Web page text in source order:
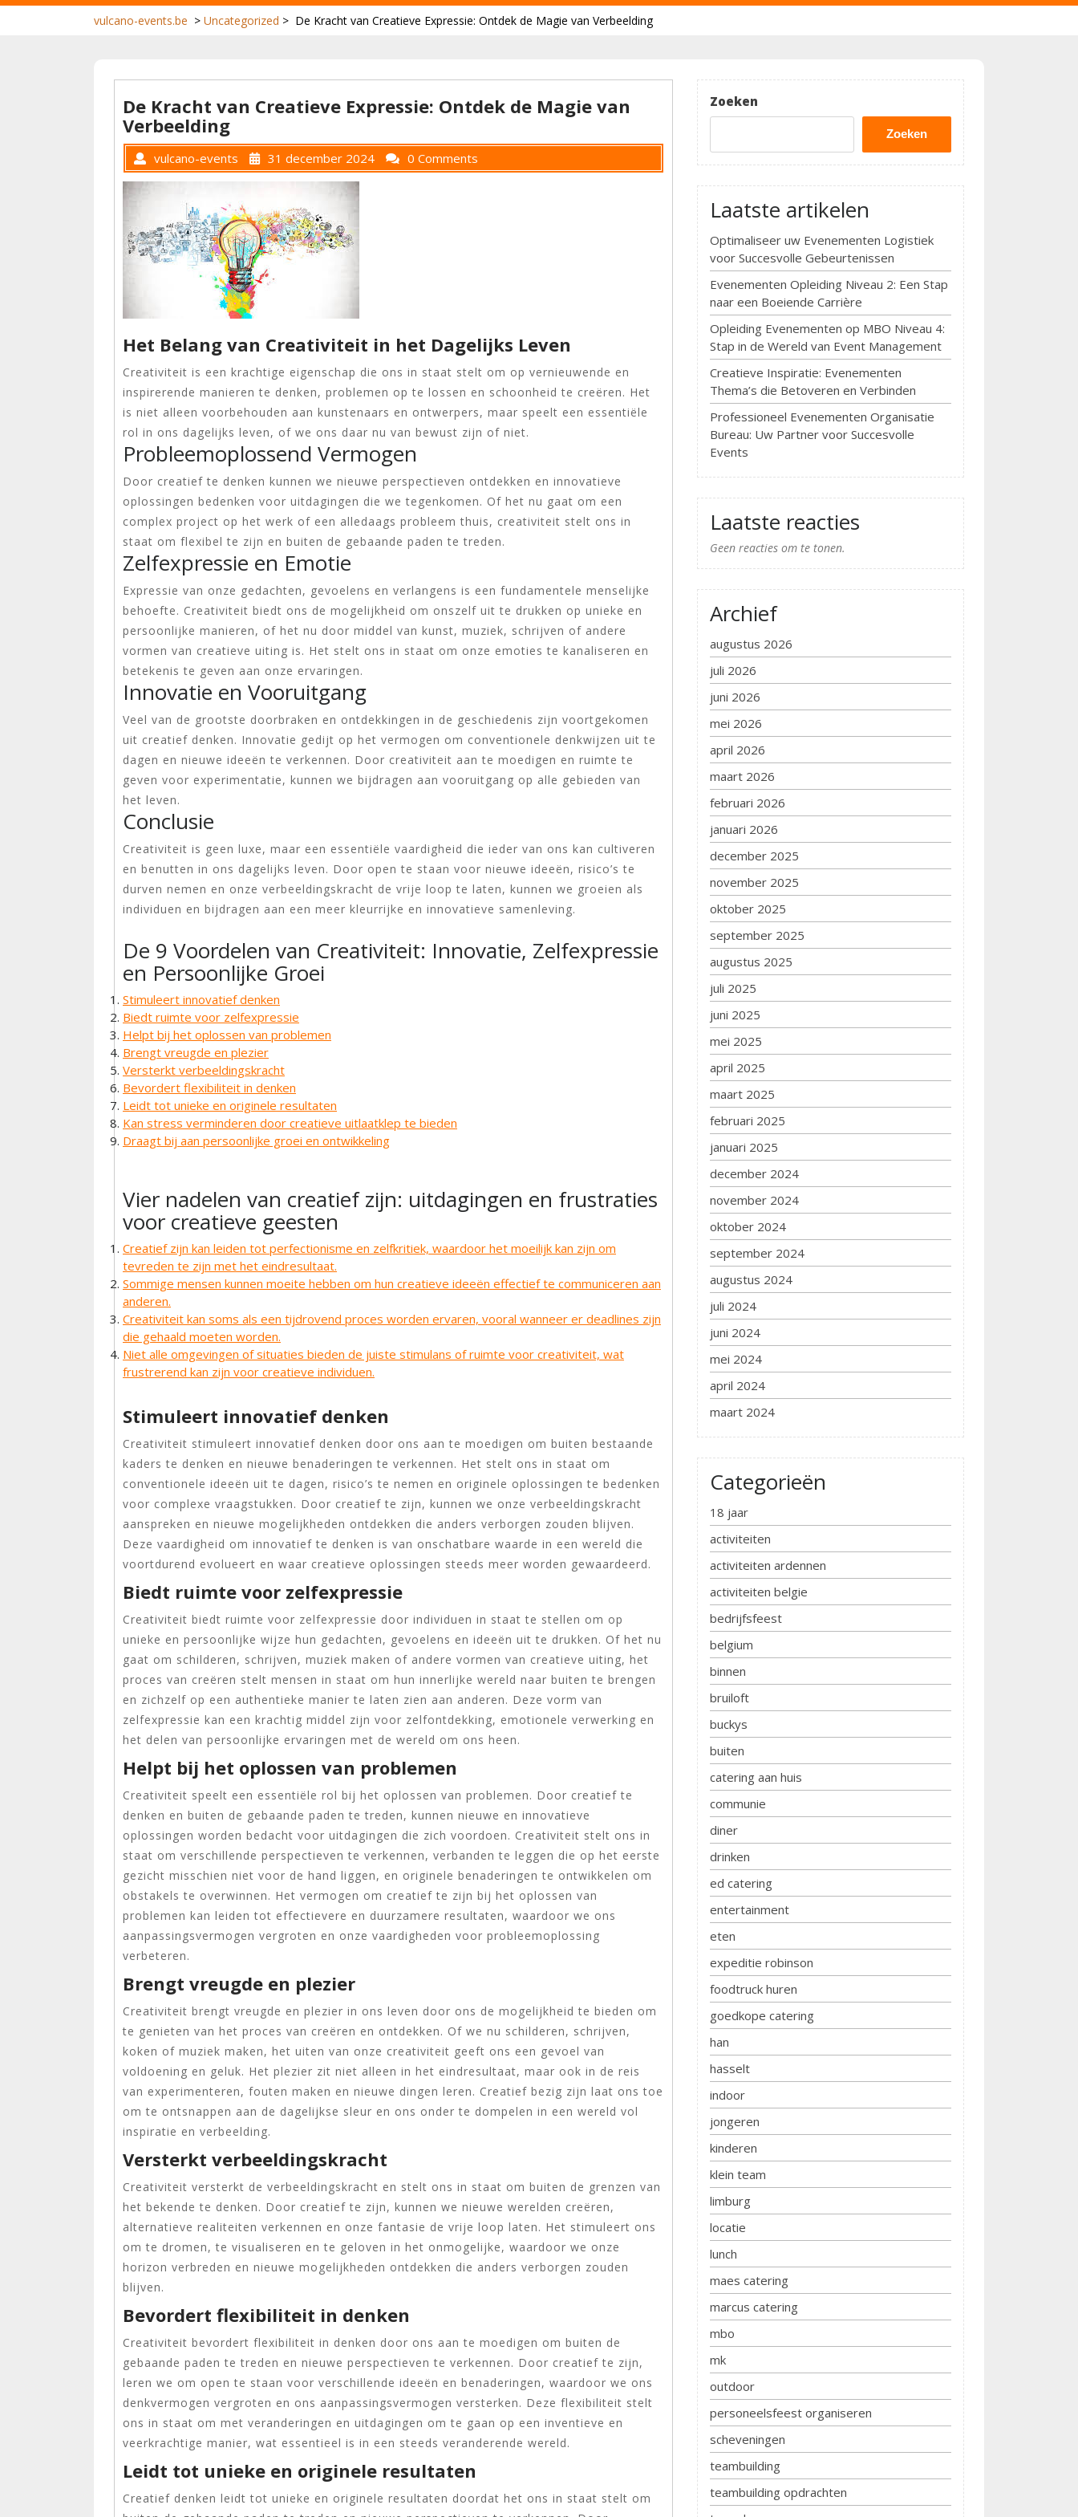
vulcano-events.be > Uncategorized > De Kracht van Creatieve Expressie: Ontdek de Magie van Verbeelding
De Kracht van Creatieve Expressie: Ontdek de Magie van
Verbeelding
vulcano-events 31 december 2024 0 Comments
Het Belang van Creativiteit in het Dagelijks Leven
Creativiteit is een krachtige eigenschap die ons in staat stelt om op vernieuwende en
inspirerende manieren te denken, problemen op te lossen en schoonheid te creëren. Het
is niet alleen voorbehouden aan kunstenaars en ontwerpers, maar speelt een essentiële
rol in ons dagelijks leven, of we ons daar nu van bewust zijn of niet.
Probleemoplossend Vermogen
Door creatief te denken kunnen we nieuwe perspectieven ontdekken en innovatieve
oplossingen bedenken voor uitdagingen die we tegenkomen. Of het nu gaat om een
complex project op het werk of een alledaags probleem thuis, creativiteit stelt ons in
staat om flexibel te zijn en buiten de gebaande paden te treden.
Zelfexpressie en Emotie
Expressie van onze gedachten, gevoelens en verlangens is een fundamentele menselijke
behoefte. Creativiteit biedt ons de mogelijkheid om onszelf uit te drukken op unieke en
persoonlijke manieren, of het nu door middel van kunst, muziek, schrijven of andere
vormen van creatieve uiting is. Het stelt ons in staat om onze emoties te kanaliseren en
betekenis te geven aan onze ervaringen.
Innovatie en Vooruitgang
Veel van de grootste doorbraken en ontdekkingen in de geschiedenis zijn voortgekomen
uit creatief denken. Innovatie gedijt op het vermogen om conventionele denkwijzen uit te
dagen en nieuwe ideeën te verkennen. Door creativiteit aan te moedigen en ruimte te
geven voor experimentatie, kunnen we bijdragen aan vooruitgang op alle gebieden van
het leven.
Conclusie
Creativiteit is geen luxe, maar een essentiële vaardigheid die ieder van ons kan cultiveren
en benutten in ons dagelijks leven. Door open te staan voor nieuwe ideeën, risico’s te
durven nemen en onze verbeeldingskracht de vrije loop te laten, kunnen we groeien als
individuen en bijdragen aan een meer kleurrijke en innovatieve samenleving.
De 9 Voordelen van Creativiteit: Innovatie, Zelfexpressie
en Persoonlijke Groei
Stimuleert innovatief denken
Biedt ruimte voor zelfexpressie
Helpt bij het oplossen van problemen
Brengt vreugde en plezier
Versterkt verbeeldingskracht
Bevordert flexibiliteit in denken
Leidt tot unieke en originele resultaten
Kan stress verminderen door creatieve uitlaatklep te bieden
Draagt bij aan persoonlijke groei en ontwikkeling
Vier nadelen van creatief zijn: uitdagingen en frustraties
voor creatieve geesten
Creatief zijn kan leiden tot perfectionisme en zelfkritiek, waardoor het moeilijk kan zijn om
tevreden te zijn met het eindresultaat.
Sommige mensen kunnen moeite hebben om hun creatieve ideeën effectief te communiceren aan
anderen.
Creativiteit kan soms als een tijdrovend proces worden ervaren, vooral wanneer er deadlines zijn
die gehaald moeten worden.
Niet alle omgevingen of situaties bieden de juiste stimulans of ruimte voor creativiteit, wat
frustrerend kan zijn voor creatieve individuen.
Stimuleert innovatief denken
Creativiteit stimuleert innovatief denken door ons aan te moedigen om buiten bestaande
kaders te denken en nieuwe benaderingen te verkennen. Het stelt ons in staat om
conventionele ideeën uit te dagen, risico’s te nemen en originele oplossingen te bedenken
voor complexe vraagstukken. Door creatief te zijn, kunnen we onze verbeeldingskracht
aanspreken en nieuwe mogelijkheden ontdekken die anders verborgen zouden blijven.
Deze vaardigheid om innovatief te denken is van onschatbare waarde in een wereld die
voortdurend evolueert en waar creatieve oplossingen steeds meer worden gewaardeerd.
Biedt ruimte voor zelfexpressie
Creativiteit biedt ruimte voor zelfexpressie door individuen in staat te stellen om op
unieke en persoonlijke wijze hun gedachten, gevoelens en ideeën uit te drukken. Of het nu
gaat om schilderen, schrijven, muziek maken of andere vormen van creatieve uiting, het
proces van creëren stelt mensen in staat om hun innerlijke wereld naar buiten te brengen
en zichzelf op een authentieke manier te laten zien aan anderen. Deze vorm van
zelfexpressie kan een krachtig middel zijn voor zelfontdekking, emotionele verwerking en
het delen van persoonlijke ervaringen met de wereld om ons heen.
Helpt bij het oplossen van problemen
Creativiteit speelt een essentiële rol bij het oplossen van problemen. Door creatief te
denken en buiten de gebaande paden te treden, kunnen nieuwe en innovatieve
oplossingen worden bedacht voor uitdagingen die zich voordoen. Creativiteit stelt ons in
staat om verschillende perspectieven te verkennen, verbanden te leggen die op het eerste
gezicht misschien niet voor de hand liggen, en originele benaderingen te ontwikkelen om
obstakels te overwinnen. Het vermogen om creatief te zijn bij het oplossen van
problemen kan leiden tot effectievere en duurzamere resultaten, waardoor we ons
aanpassingsvermogen vergroten en onze vaardigheden voor probleemoplossing
verbeteren.
Brengt vreugde en plezier
Creativiteit brengt vreugde en plezier in ons leven door ons de mogelijkheid te bieden om
te genieten van het proces van creëren en ontdekken. Of we nu schilderen, schrijven,
koken of muziek maken, het uiten van onze creativiteit geeft ons een gevoel van
voldoening en geluk. Het plezier zit niet alleen in het eindresultaat, maar ook in de reis
van experimenteren, fouten maken en nieuwe dingen leren. Creatief bezig zijn laat ons toe
om te ontsnappen aan de dagelijkse sleur en ons onder te dompelen in een wereld vol
inspiratie en verbeelding.
Versterkt verbeeldingskracht
Creativiteit versterkt de verbeeldingskracht en stelt ons in staat om buiten de grenzen van
het bekende te denken. Door creatief te zijn, kunnen we nieuwe werelden creëren,
alternatieve realiteiten verkennen en onze fantasie de vrije loop laten. Het stimuleert ons
om te dromen, te visualiseren en te geloven in het onmogelijke, waardoor we onze
horizon verbreden en nieuwe mogelijkheden ontdekken die anders verborgen zouden
blijven.
Bevordert flexibiliteit in denken
Creativiteit bevordert flexibiliteit in denken door ons aan te moedigen om buiten de
gebaande paden te treden en nieuwe perspectieven te verkennen. Door creatief te zijn,
leren we om open te staan voor verschillende ideeën en benaderingen, waardoor we ons
denkvermogen vergroten en ons aanpassingsvermogen versterken. Deze flexibiliteit stelt
ons in staat om met veranderingen en uitdagingen om te gaan op een inventieve en
veerkrachtige manier, wat essentieel is in een steeds veranderende wereld.
Leidt tot unieke en originele resultaten
Creatief denken leidt tot unieke en originele resultaten doordat het ons in staat stelt om
Zoeken
Zoeken
Laatste artikelen
Optimaliseer uw Evenementen Logistiek
voor Succesvolle Gebeurtenissen
Evenementen Opleiding Niveau 2: Een Stap
naar een Boeiende Carrière
Opleiding Evenementen op MBO Niveau 4:
Stap in de Wereld van Event Management
Creatieve Inspiratie: Evenementen
Thema’s die Betoveren en Verbinden
Professioneel Evenementen Organisatie
Bureau: Uw Partner voor Succesvolle
Events
Laatste reacties
Geen reacties om te tonen.
Archief
augustus 2026
juli 2026
juni 2026
mei 2026
april 2026
maart 2026
februari 2026
januari 2026
december 2025
november 2025
oktober 2025
september 2025
augustus 2025
juli 2025
juni 2025
mei 2025
april 2025
maart 2025
februari 2025
januari 2025
december 2024
november 2024
oktober 2024
september 2024
augustus 2024
juli 2024
juni 2024
mei 2024
april 2024
maart 2024
Categorieën
18 jaar
activiteiten
activiteiten ardennen
activiteiten belgie
bedrijfsfeest
belgium
binnen
bruiloft
buckys
buiten
catering aan huis
communie
diner
drinken
ed catering
entertainment
eten
expeditie robinson
foodtruck huren
goedkope catering
han
hasselt
indoor
jongeren
kinderen
klein team
limburg
locatie
lunch
maes catering
marcus catering
mbo
mk
outdoor
personeelsfeest organiseren
scheveningen
teambuilding
teambuilding opdrachten